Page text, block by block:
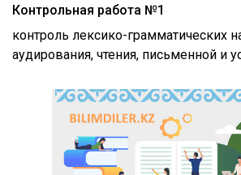
Контрольная работа №1
контроль лексико-грамматических
аудирования, чтения, письменной и